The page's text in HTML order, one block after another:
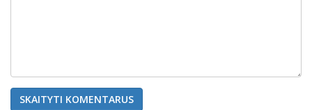
SKAITYTI KOMENTARUS